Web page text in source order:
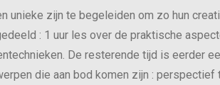
unieke zijn te begeleiden om zo hun
: 1 uur les over de praktische
De resterende tijd is eerder
die aan bod komen zijn : perspectief